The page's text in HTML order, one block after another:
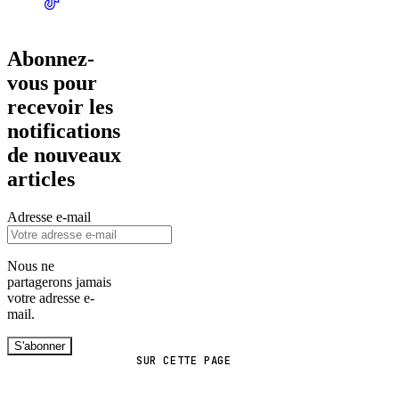
SUR CETTE PAGE
Abonnez-
vous pour
recevoir les
notifications
de nouveaux
articles
Adresse e-mail
Nous ne
partagerons jamais
votre adresse e-
mail.
S'abonner